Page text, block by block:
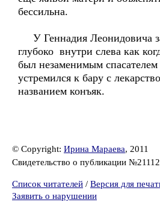
бессильна.
У Геннадия Леонидовича
глубоко внутри слева как
был незаменимым
устремился к бару с
названием конъяк.
© Copyright: Ирина Мараева, 2011
Свидетельство о публикации
Список читателей / Версия для
Заявить о нарушении